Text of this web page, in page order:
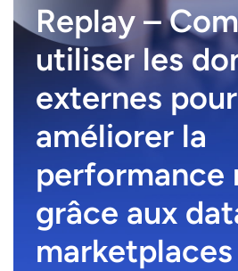
Replay –
utiliser les
externes pour
améliorer la
performance
grâce aux
marketplaces